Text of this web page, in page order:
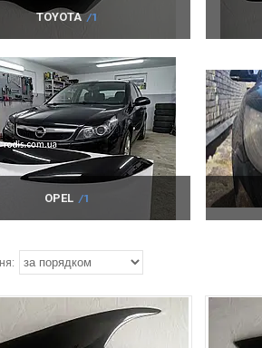
TOYOTA 1
OPEL 1